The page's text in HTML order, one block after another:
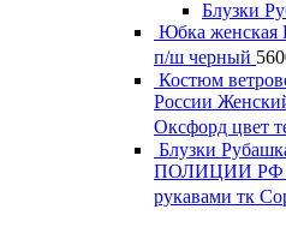
Блузки
Юбка
п/ш черный
Костюм
России
Оксфорд цвет
Блузки
ПОЛИЦИИ РФ
рукавами тк